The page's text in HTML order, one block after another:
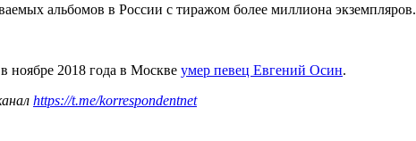
альбомов в России с тиражом более миллиона экземпляров.
ноябре 2018 года в Москве умер певец Евгений Осин.
https://t.me/korrespondentnet